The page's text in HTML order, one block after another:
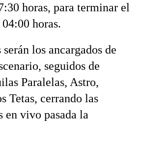
horas, para terminar el
horas.
los ancargados de
seguidos de
Paralelas, Astro,
Tetas, cerrando las
en vivo pasada la